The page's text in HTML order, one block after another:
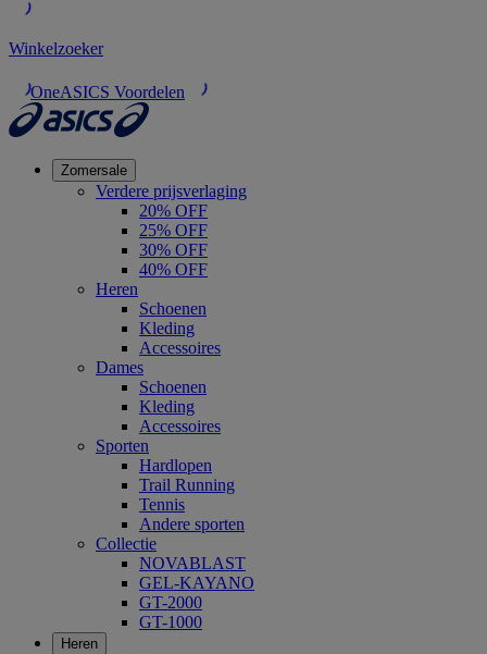
Winkelzoeker
OneASICS Voordelen
Zomersale
Verdere prijsverlaging
20% OFF
25% OFF
30% OFF
40% OFF
Heren
Schoenen
Kleding
Accessoires
Dames
Schoenen
Kleding
Accessoires
Sporten
Hardlopen
Trail Running
Tennis
Andere sporten
Collectie
NOVABLAST
GEL-KAYANO
GT-2000
GT-1000
Heren